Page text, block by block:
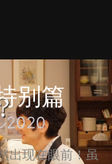
别篇
2020
出现在眼前！虽